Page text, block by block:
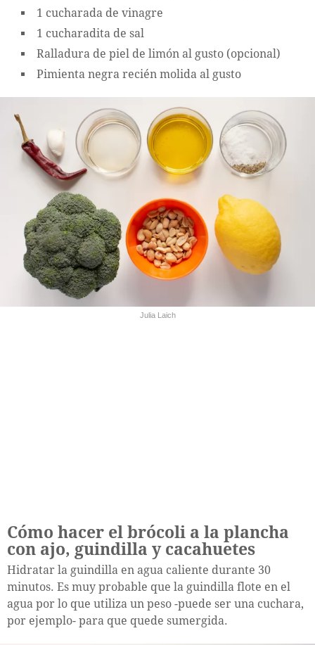
1 cucharada de vinagre
1 cucharadita de sal
Ralladura de piel de limón al gusto (opcional)
Pimienta negra recién molida al gusto
Julia Laich
Cómo hacer el brócoli a la plancha
con ajo, guindilla y cacahuetes
Hidratar la guindilla en agua caliente durante 30
minutos. Es muy probable que la guindilla flote en el
agua por lo que utiliza un peso -puede ser una cuchara,
por ejemplo- para que quede sumergida.